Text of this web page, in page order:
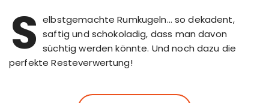
S elbstgemachte Rumkugeln… so dekadent,
saftig und schokoladig, dass man davon
süchtig werden könnte. Und noch dazu die
perfekte Resteverwertung!